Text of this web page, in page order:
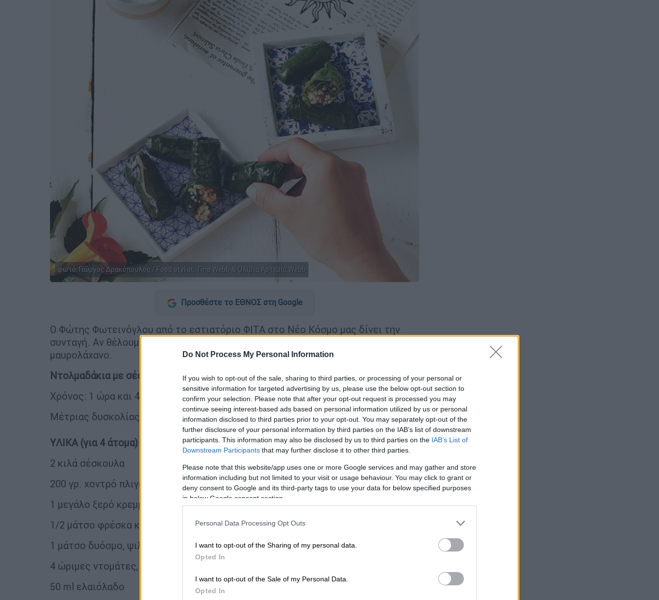
Do Not Process My Personal Information
If you wish to opt-out of the sale, sharing to third parties, or processing of your personal or
sensitive information for targeted advertising by us, please use the below opt-out section to
confirm your selection. Please note that after your opt-out request is processed you may
continue seeing interest-based ads based on personal information utilized by us or personal
information disclosed to third parties prior to your opt-out. You may separately opt-out of the
further disclosure of your personal information by third parties on the IAB’s list of downstream
participants. This information may also be disclosed by us to third parties on the IAB’s List of
Downstream Participants that may further disclose it to other third parties.
Please note that this website/app uses one or more Google services and may gather and store
information including but not limited to your visit or usage behaviour. You may click to grant or
deny consent to Google and its third-party tags to use your data for below specified purposes
in below Google consent section.
Personal Data Processing Opt Outs
I want to opt-out of the Sharing of my personal data.
Opted In
I want to opt-out of the Sale of my Personal Data.
Opted In
φωτό: Γιώργος Δρακόπουλος / Food stylist: Τina Webb & Oλίβια Άρτεμις Webb
Προσθέστε το ΕΘΝΟΣ στη Google
Ο Φώτης Φωτεινόγλου από το εστιατόριο ΦΙΤΑ στο Νέο Κόσμο μας δίνει την
συνταγή. Αν θέλουμε, μπορούμε να αντικαταστήσουμε τα σέσκουλα με
μαυρολάχανο.
Ντολμαδάκια με σέσκουλο και πλιγούρι
Χρόνος: 1 ώρα και 45 λεπτά
Μέτριας δυσκολίας
YΛΙΚΑ (για 4 άτομα)
2 κιλά σέσκουλα
200 γρ. χοντρό πλιγούρι
1 μεγάλο ξερό κρεμμύδι, ψιλοκομμένο
1/2 μάτσο φρέσκα κρεμμυδάκια, ψιλοκομμένα
1 μάτσο δυόσμο, ψιλοκομμένο
4 ώριμες ντομάτες, τριμμένες
50 ml ελαιόλαδο